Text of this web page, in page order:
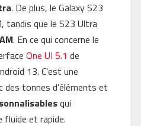
. De plus, le Galaxy S23
tandis que le S23 Ultra
. En ce qui concerne le
One UI 5.1 de
13. C’est une
des tonnes d’éléments et
qui
et rapide.